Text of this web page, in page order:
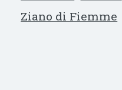
Ziano di Fiemme